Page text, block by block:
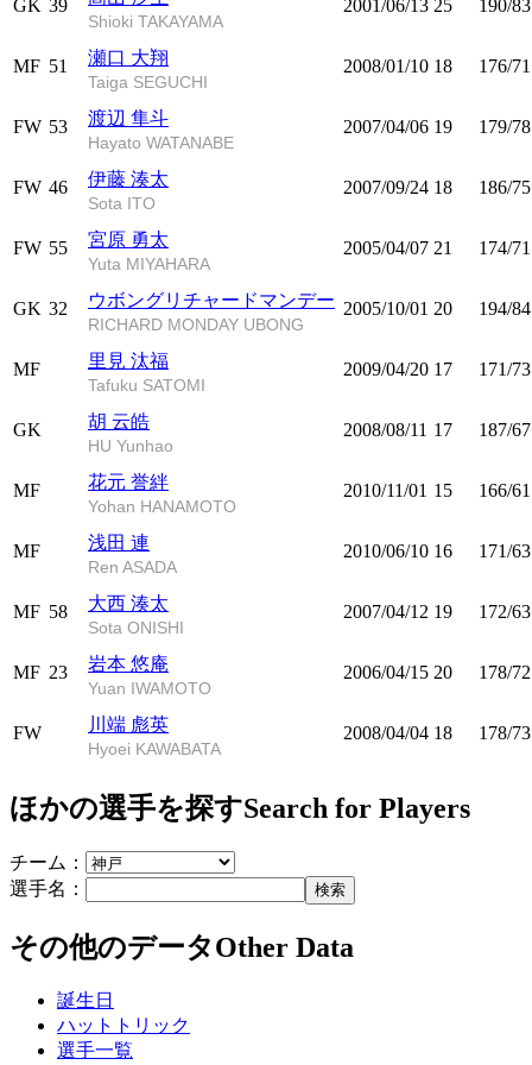
GK 39
Shioki TAKAYAMA
2001/06/13 25 190/83
MF 51 瀬口 大翔
Taiga SEGUCHI
2008/01/10 18 176/71
FW 53 渡辺 隼斗
Hayato WATANABE
2007/04/06 19 179/78
FW 46 伊藤 湊太
Sota ITO
2007/09/24 18 186/75
FW 55 宮原 勇太
Yuta MIYAHARA
2005/04/07 21 174/71
GK 32 ウボングリチャードマンデー
RICHARD MONDAY UBONG
2005/10/01 20 194/84
MF 里見 汰福
Tafuku SATOMI
2009/04/20 17 171/73
GK 胡 云皓
HU Yunhao
2008/08/11 17 187/67
MF 花元 誉絆
Yohan HANAMOTO
2010/11/01 15 166/61
MF 浅田 連
Ren ASADA
2010/06/10 16 171/63
MF 58 大西 湊太
Sota ONISHI
2007/04/12 19 172/63
MF 23 岩本 悠庵
Yuan IWAMOTO
2006/04/15 20 178/72
FW 川端 彪英
Hyoei KAWABATA
2008/04/04 18 178/73
ほかの選手を探すSearch for Players
チーム：
選手名：
検索
その他のデータOther Data
誕生日
ハットトリック
選手一覧